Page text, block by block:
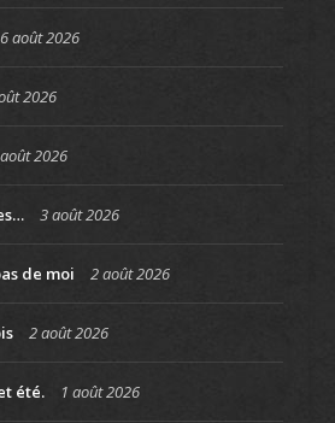
6 août 2026
2026
2026
3 août 2026
de moi 2 août 2026
2 août 2026
été. 1 août 2026